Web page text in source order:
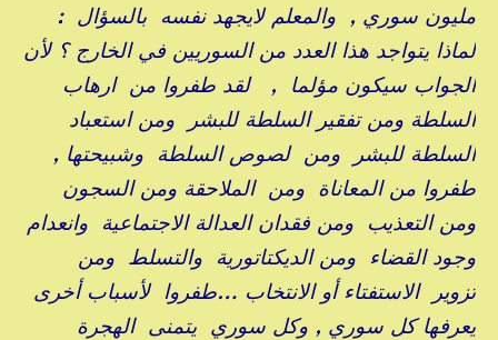
مليون سوري , والمعلم لايجهد نفسه بالسؤال :
لماذا يتواجد هذا العدد من السوريين في الخارج ؟ لأن
الجواب سيكون مؤلما , لقد طفروا من ارهاب
السلطة ومن تفقير السلطة للبشر ومن استعباد
السلطة للبشر ومن لصوص السلطة وشبيحتها ,
طفروا من المعاناة ومن الملاحقة ومن السجون
ومن التعذيب ومن فقدان العدالة الاجتماعية وانعدام
وجود القضاء ومن الديكتاتورية والتسلط ومن
تزوير الاستفتاء أو الانتخاب …طفروا لأسباب أخرى
يعرفها كل سوري , وكل سوري يتمنى الهجرة